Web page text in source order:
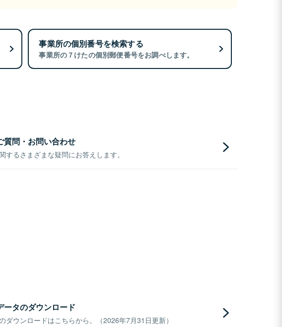
事業所の個別番号を検索する
事業所の７けたの個別郵便番号をお調べします。
質問・お問い合わせ
するさまざまな疑問にお答えします。
ータのダウンロード
ダウンロードはこちらから。（2026年7月31日更新）